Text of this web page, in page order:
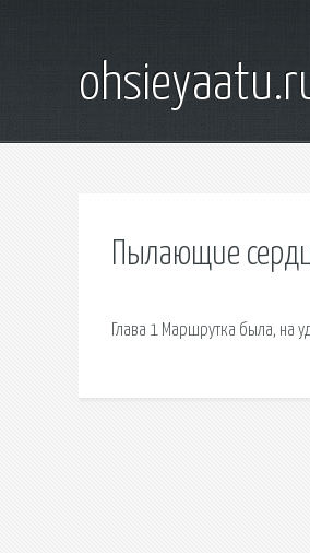
Пылающие
Глава 1 Маршрутка была, на